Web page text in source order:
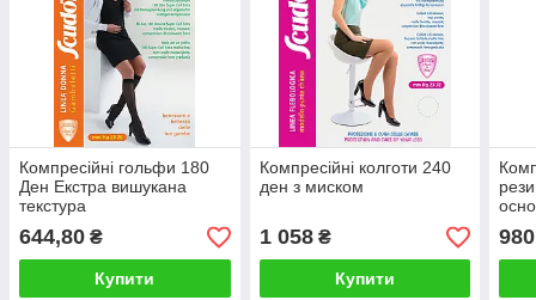
Компресійні гольфи 180
Ден Екстра вишукана
текстура
644,80 ₴
Купити
Компресійні колготи 240
ден з миском
1 058₴
Купити